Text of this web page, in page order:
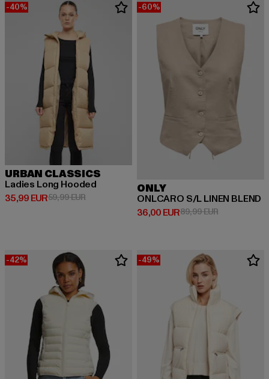
-40%
URBAN CLASSICS
Ladies Long Hooded
35,99 EUR
Derzeitiger Preis: 35,99 EUR
59,99 EURAktionspreis: 59,99 EUR
-60%
ONLY
ONLCARO S/L LINEN BLEND
36,00 EUR
Derzeitiger Preis: 36,00 EUR
89,99 EURAktionspreis:
-42% -49%